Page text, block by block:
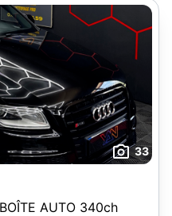
33
AUTO 340ch